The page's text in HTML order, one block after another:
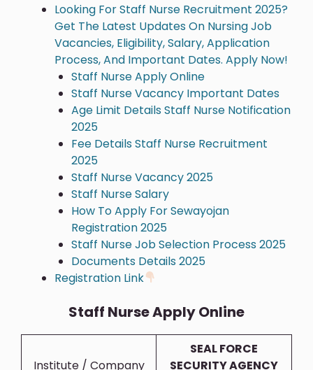
Looking For Staff Nurse Recruitment 2025?
Get The Latest Updates On Nursing Job
Vacancies, Eligibility, Salary, Application
Process, And Important Dates. Apply Now!
Staff Nurse Apply Online
Staff Nurse Vacancy Important Dates
Age Limit Details Staff Nurse Notification
2025
Fee Details Staff Nurse Recruitment
2025
Staff Nurse Vacancy 2025
Staff Nurse Salary
How To Apply For Sewayojan
Registration 2025
Staff Nurse Job Selection Process 2025
Documents Details 2025
Registration Link
Staff Nurse Apply Online
Institute / Company
SEAL FORCE
SECURITY AGENCY